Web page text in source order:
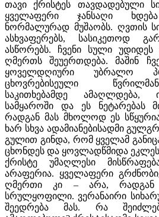
თავი ქრისტეს თავდადებული
ყველაფერი ჯანსაღი
ნორმალურად მუშაობს. ღვთის
ასხვაფერებს, სასიკეთოდ
ასწორებს. ჩვენი სული უდიდეს
ღმერთს შეუერთდება. მაშინ
ყოველდღიური უბრალო
ცხოვრებისეული
საკითხებამდე ამაღლდება,
სამყაროში და ეს ნეტარებას
რადგან მას მხოლოდ ეს
ხარ სხვა ადამიანებისადმი
გულით გინდა, რომ ყველამ
ცხონდეს და ყოვლადწმიდა
ქრისტე უმაღლესი
არაფერია. ყველაფერი
ღმერთი კი – არა,
სრულყოფილი. ვერანაირი
შეედრება მას. რა